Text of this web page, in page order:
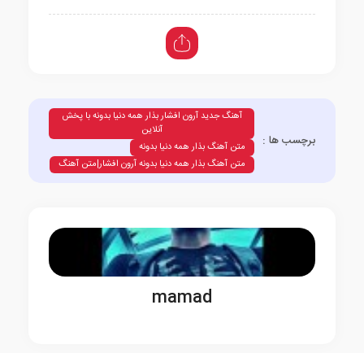
برچسب ها :
آهنگ جدید آرون افشار بذار همه دنیا بدونه با پخش
آنلاین
متن آهنگ بذار همه دنیا بدونه
متن آهنگ بذار همه دنیا بدونه آرون افشار|متن آهنگ
mamad